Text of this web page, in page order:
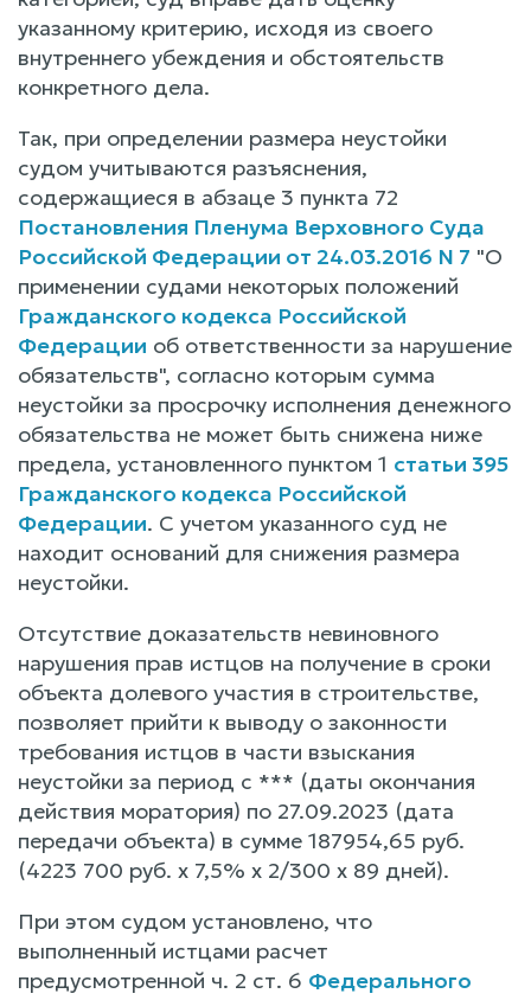
указанному критерию, исходя из своего
внутреннего убеждения и обстоятельств
конкретного дела.
Так, при определении размера неустойки
судом учитываются разъяснения,
содержащиеся в абзаце 3 пункта 72
Постановления Пленума Верховного Суда
Российской Федерации от 24.03.2016 N 7 "О
применении судами некоторых положений
Гражданского кодекса Российской
Федерации об ответственности за нарушение
обязательств", согласно которым сумма
неустойки за просрочку исполнения денежного
обязательства не может быть снижена ниже
предела, установленного пунктом 1 статьи 395
Гражданского кодекса Российской
Федерации. С учетом указанного суд не
находит оснований для снижения размера
неустойки.
Отсутствие доказательств невиновного
нарушения прав истцов на получение в сроки
объекта долевого участия в строительстве,
позволяет прийти к выводу о законности
требования истцов в части взыскания
неустойки за период с *** (даты окончания
действия моратория) по 27.09.2023 (дата
передачи объекта) в сумме 187954,65 руб.
(4223 700 руб. х 7,5% х 2/300 х 89 дней).
При этом судом установлено, что
выполненный истцами расчет
предусмотренной ч. 2 ст. 6 Федерального